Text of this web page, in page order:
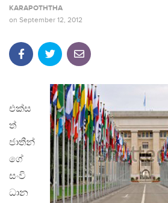
KARAPOTHTHA
on September 12, 2012
එක්ස
ත්
ජාතීන්
ගේ
සංවි
ධාන